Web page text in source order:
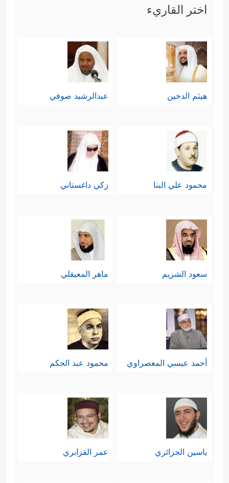
اختر القاريء
هيثم الدخين عبدالرشيد صوفي
محمود علي البنا زكي داغستاني
سعود الشريم ماهر المعيقلي
أحمد عيسي المعصراوي محمود عبد الحكم
ياسين الجزائري عمر القزابري